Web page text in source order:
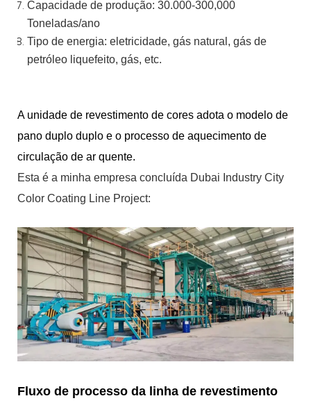
Capacidade de produção: 30.000-300,000
Toneladas/ano
Tipo de energia: eletricidade, gás natural, gás de
petróleo liquefeito, gás, etc.
A unidade de revestimento de cores adota o modelo de
pano duplo duplo e o processo de aquecimento de
circulação de ar quente.
Esta é a minha empresa concluída Dubai Industry City
Color Coating Line Project:
Fluxo de processo da linha de revestimento